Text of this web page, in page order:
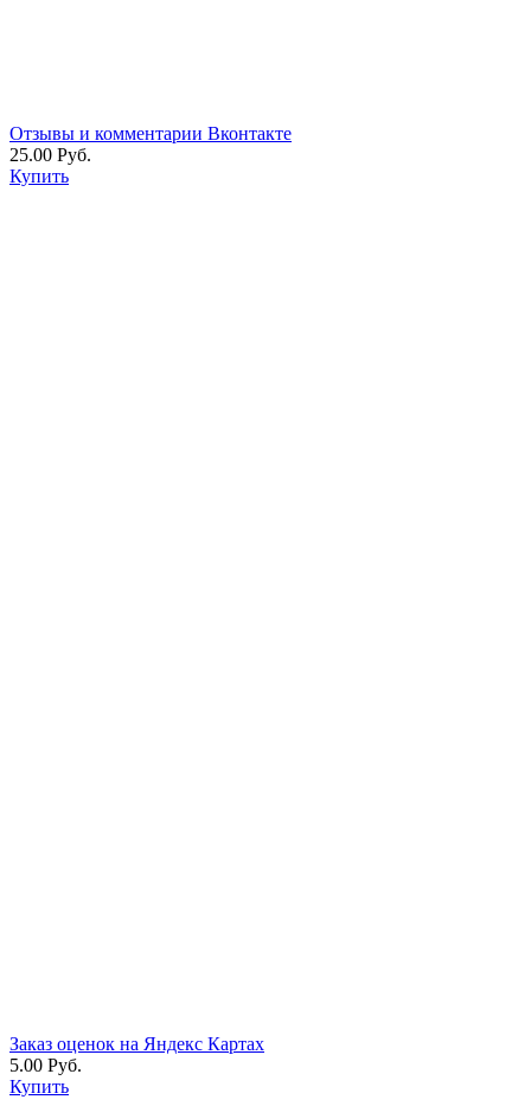
Отзывы и комментарии Вконтакте
25.00 Руб.
Купить
Заказ оценок на Яндекс Картах
5.00 Руб.
Купить